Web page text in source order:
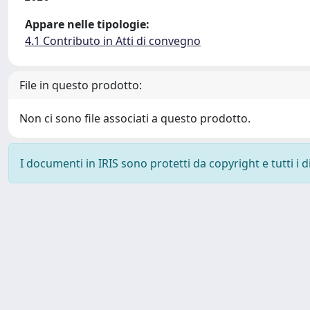
Appare nelle tipologie:
4.1 Contributo in Atti di convegno
File in questo prodotto:
Non ci sono file associati a questo prodotto.
I documenti in IRIS sono protetti da copyright e tutti i